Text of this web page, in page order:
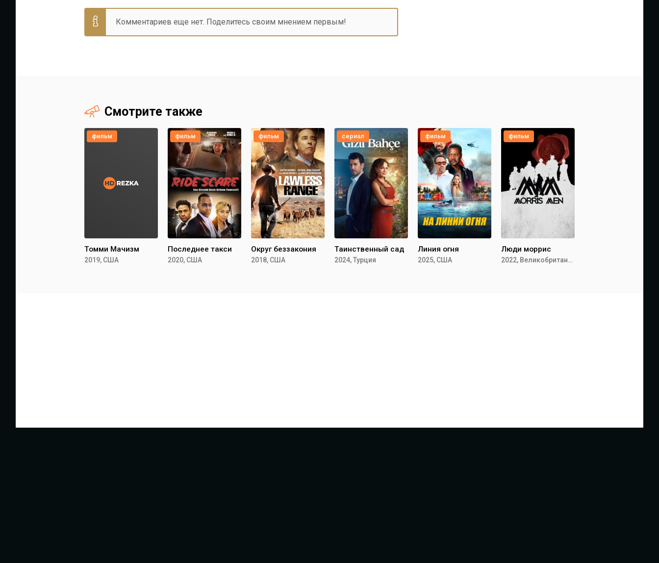
Комментариев еще нет. Поделитесь своим мнением первым!
Смотрите также
фильм
Томми Мачизм
2019, США
фильм
Последнее такси
2020, США
фильм
Округ беззакония
2018, США
сериал
Таинственный сад
2024, Турция
фильм
Линия огня
2025, США
фильм
Люди моррис
2022, Великобритания